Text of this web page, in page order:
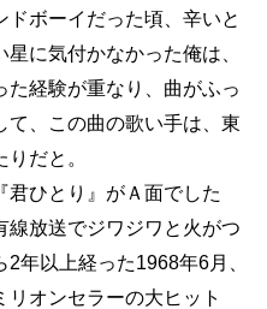
ボーイだった頃、辛いと
に気付かなかった俺は、
た経験が重なり、曲がふっ
て、この曲の歌い手は、東
だと。
君ひとり』がＡ面でした
線放送でジワジワと火がつ
年以上経った1968年6月、
オンセラーの大ヒット